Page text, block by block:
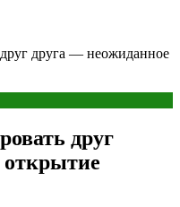
друга — неожиданное
друг